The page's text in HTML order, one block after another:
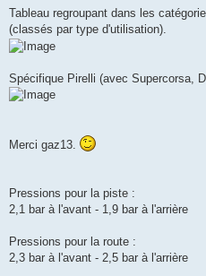
Tableau regroupant dans les
(classés par type d'utilisation).
Spécifique Pirelli (avec Supercorsa,
Merci gaz13.
Pressions pour la piste :
2,1 bar à l'avant - 1,9 bar à l'arrière
Pressions pour la route :
2,3 bar à l'avant - 2,5 bar à l'arrière